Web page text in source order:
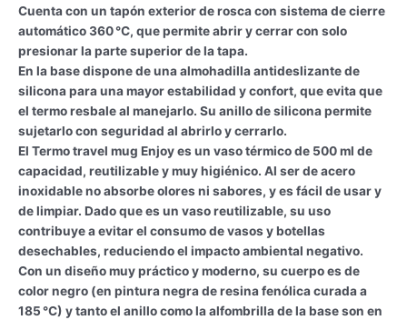
Cuenta con un tapón exterior de rosca con sistema de cierre
automático 360 °C, que permite abrir y cerrar con solo
presionar la parte superior de la tapa.
En la base dispone de una almohadilla antideslizante de
silicona para una mayor estabilidad y confort, que evita que
el termo resbale al manejarlo. Su anillo de silicona permite
sujetarlo con seguridad al abrirlo y cerrarlo.
El Termo travel mug Enjoy es un vaso térmico de 500 ml de
capacidad, reutilizable y muy higiénico. Al ser de acero
inoxidable no absorbe olores ni sabores, y es fácil de usar y
de limpiar. Dado que es un vaso reutilizable, su uso
contribuye a evitar el consumo de vasos y botellas
desechables, reduciendo el impacto ambiental negativo.
Con un diseño muy práctico y moderno, su cuerpo es de
color negro (en pintura negra de resina fenólica curada a
185 °C) y tanto el anillo como la alfombrilla de la base son en